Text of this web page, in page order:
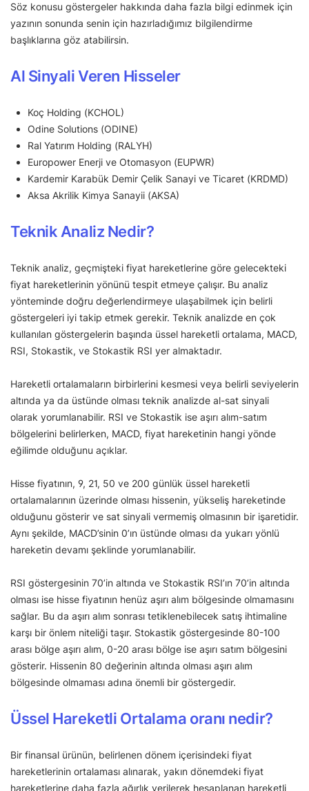
Söz konusu göstergeler hakkında daha fazla bilgi edinmek için
yazının sonunda senin için hazırladığımız bilgilendirme
başlıklarına göz atabilirsin.
Al Sinyali Veren Hisseler
Koç Holding (KCHOL)
Odine Solutions (ODINE)
Ral Yatırım Holding (RALYH)
Europower Enerji ve Otomasyon (EUPWR)
Kardemir Karabük Demir Çelik Sanayi ve Ticaret (KRDMD)
Aksa Akrilik Kimya Sanayii (AKSA)
Teknik Analiz Nedir?
Teknik analiz, geçmişteki fiyat hareketlerine göre gelecekteki
fiyat hareketlerinin yönünü tespit etmeye çalışır. Bu analiz
yönteminde doğru değerlendirmeye ulaşabilmek için belirli
göstergeleri iyi takip etmek gerekir. Teknik analizde en çok
kullanılan göstergelerin başında üssel hareketli ortalama, MACD,
RSI, Stokastik, ve Stokastik RSI yer almaktadır.
Hareketli ortalamaların birbirlerini kesmesi veya belirli seviyelerin
altında ya da üstünde olması teknik analizde al-sat sinyali
olarak yorumlanabilir. RSI ve Stokastik ise aşırı alım-satım
bölgelerini belirlerken, MACD, fiyat hareketinin hangi yönde
eğilimde olduğunu açıklar.
Hisse fiyatının, 9, 21, 50 ve 200 günlük üssel hareketli
ortalamalarının üzerinde olması hissenin, yükseliş hareketinde
olduğunu gösterir ve sat sinyali vermemiş olmasının bir işaretidir.
Aynı şekilde, MACD’sinin 0’ın üstünde olması da yukarı yönlü
hareketin devamı şeklinde yorumlanabilir.
RSI göstergesinin 70’in altında ve Stokastik RSI’ın 70’in altında
olması ise hisse fiyatının henüz aşırı alım bölgesinde olmamasını
sağlar. Bu da aşırı alım sonrası tetiklenebilecek satış ihtimaline
karşı bir önlem niteliği taşır. Stokastik göstergesinde 80-100
arası bölge aşırı alım, 0-20 arası bölge ise aşırı satım bölgesini
gösterir. Hissenin 80 değerinin altında olması aşırı alım
bölgesinde olmaması adına önemli bir göstergedir.
Üssel Hareketli Ortalama oranı nedir?
Bir finansal ürünün, belirlenen dönem içerisindeki fiyat
hareketlerinin ortalaması alınarak, yakın dönemdeki fiyat
hareketlerine daha fazla ağırlık verilerek hesaplanan hareketli